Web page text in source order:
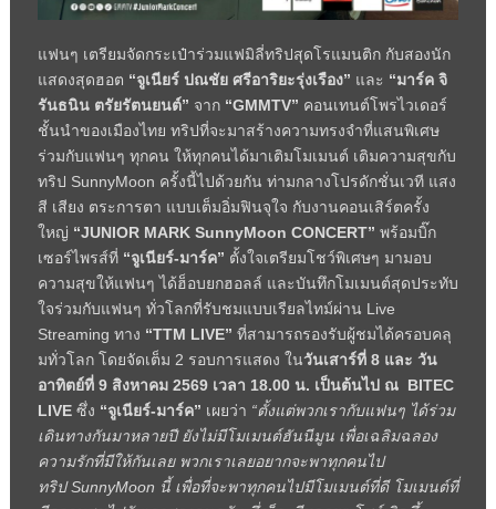
แฟนๆ เตรียมจัดกระเป๋าร่วมแฟมิลี่ทริปสุดโรแมนติก กับสองนัก
แสดงสุดฮอต “จูเนียร์ ปณชัย ศรีอาริยะรุ่งเรือง” และ “มาร์ค จิ
รันธนิน ตรัยรัตนยนต์” จาก “GMMTV” คอนเทนต์โพรไวเดอร์
ชั้นนำของเมืองไทย ทริปที่จะมาสร้างความทรงจำที่แสนพิเศษ
ร่วมกับแฟนๆ ทุกคน ให้ทุกคนได้มาเติมโมเมนต์ เติมความสุขกับ
ทริป SunnyMoon ครั้งนี้ไปด้วยกัน ท่ามกลางโปรดักชั่นเวที แสง
สี เสียง ตระการตา แบบเต็มอิ่มฟินจุใจ กับงานคอนเสิร์ตครั้ง
ใหญ่ “JUNIOR MARK SunnyMoon CONCERT” พร้อมบิ๊ก
เซอร์ไพรส์ที่ “จูเนียร์-มาร์ค” ตั้งใจเตรียมโชว์พิเศษๆ มามอบ
ความสุขให้แฟนๆ ได้ฮ็อบยกฮอลล์ และบันทึกโมเมนต์สุดประทับ
ใจร่วมกับแฟนๆ ทั่วโลกที่รับชมแบบเรียลไทม์ผ่าน Live
Streaming ทาง “TTM LIVE” ที่สามารถรองรับผู้ชมได้ครอบคลุ
มทั่วโลก โดยจัดเต็ม 2 รอบการแสดง ในวันเสาร์ที่ 8และ วัน
อาทิตย์ที่ 9สิงหาคม 2569เวลา 18.00น. เป็นต้นไป ณ BITEC
LIVE ซึ่ง “จูเนียร์-มาร์ค” เผยว่า “ตั้งแต่พวกเรากับแฟนๆ ได้ร่วม
เดินทางกันมาหลายปี ยังไม่มีโมเมนต์ฮันนีมูน เพื่อเฉลิมฉลอง
ความรักที่มีให้กันเลย พวกเราเลยอยากจะพาทุกคนไป
ทริปSunnyMoon นี้ เพื่อที่จะพาทุกคนไปมีโมเมนต์ที่ดี โมเมนต์ที่